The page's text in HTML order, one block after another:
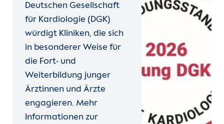
Deutschen Gesellschaft
für Kardiologie (DGK)
würdigt Kliniken, die sich
in besonderer Weise für
die Fort- und
Weiterbildung junger
Ärztinnen und Ärzte
engagieren. Mehr
Informationen zur